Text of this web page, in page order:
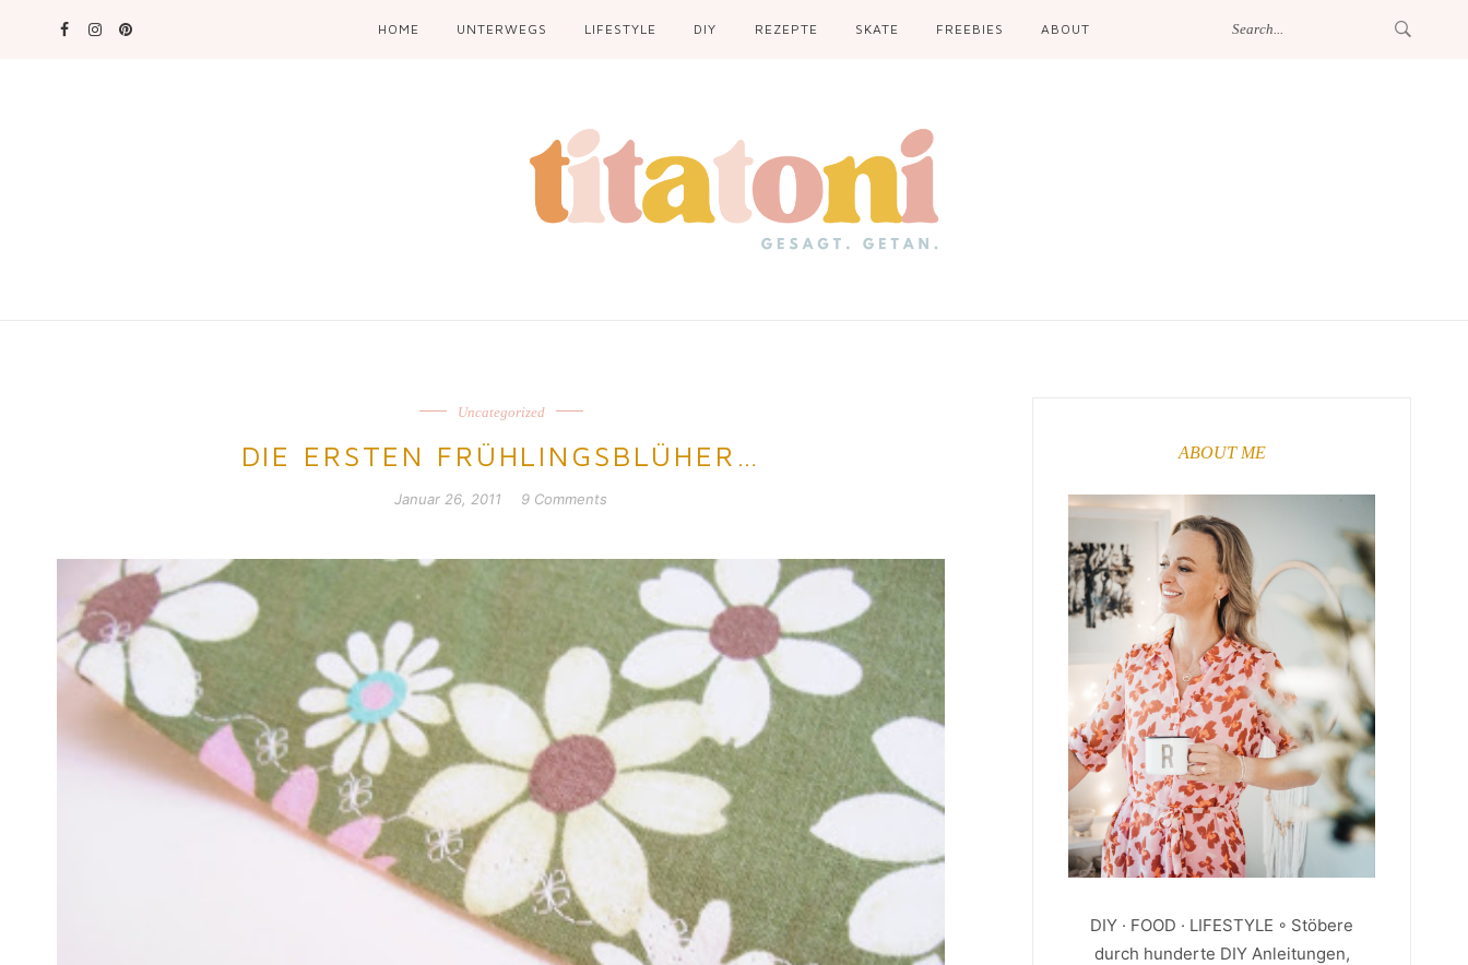
HOME UNTERWEGS LIFESTYLE DIY REZEPTE SKATE FREEBIES ABOUT
Uncategorized
DIE ERSTEN FRÜHLINGSBLÜHER…
Januar 26, 2011 9 Comments
ABOUT ME
DIY · FOOD · LIFESTYLE ◦ Stöbere
durch hunderte DIY Anleitungen,